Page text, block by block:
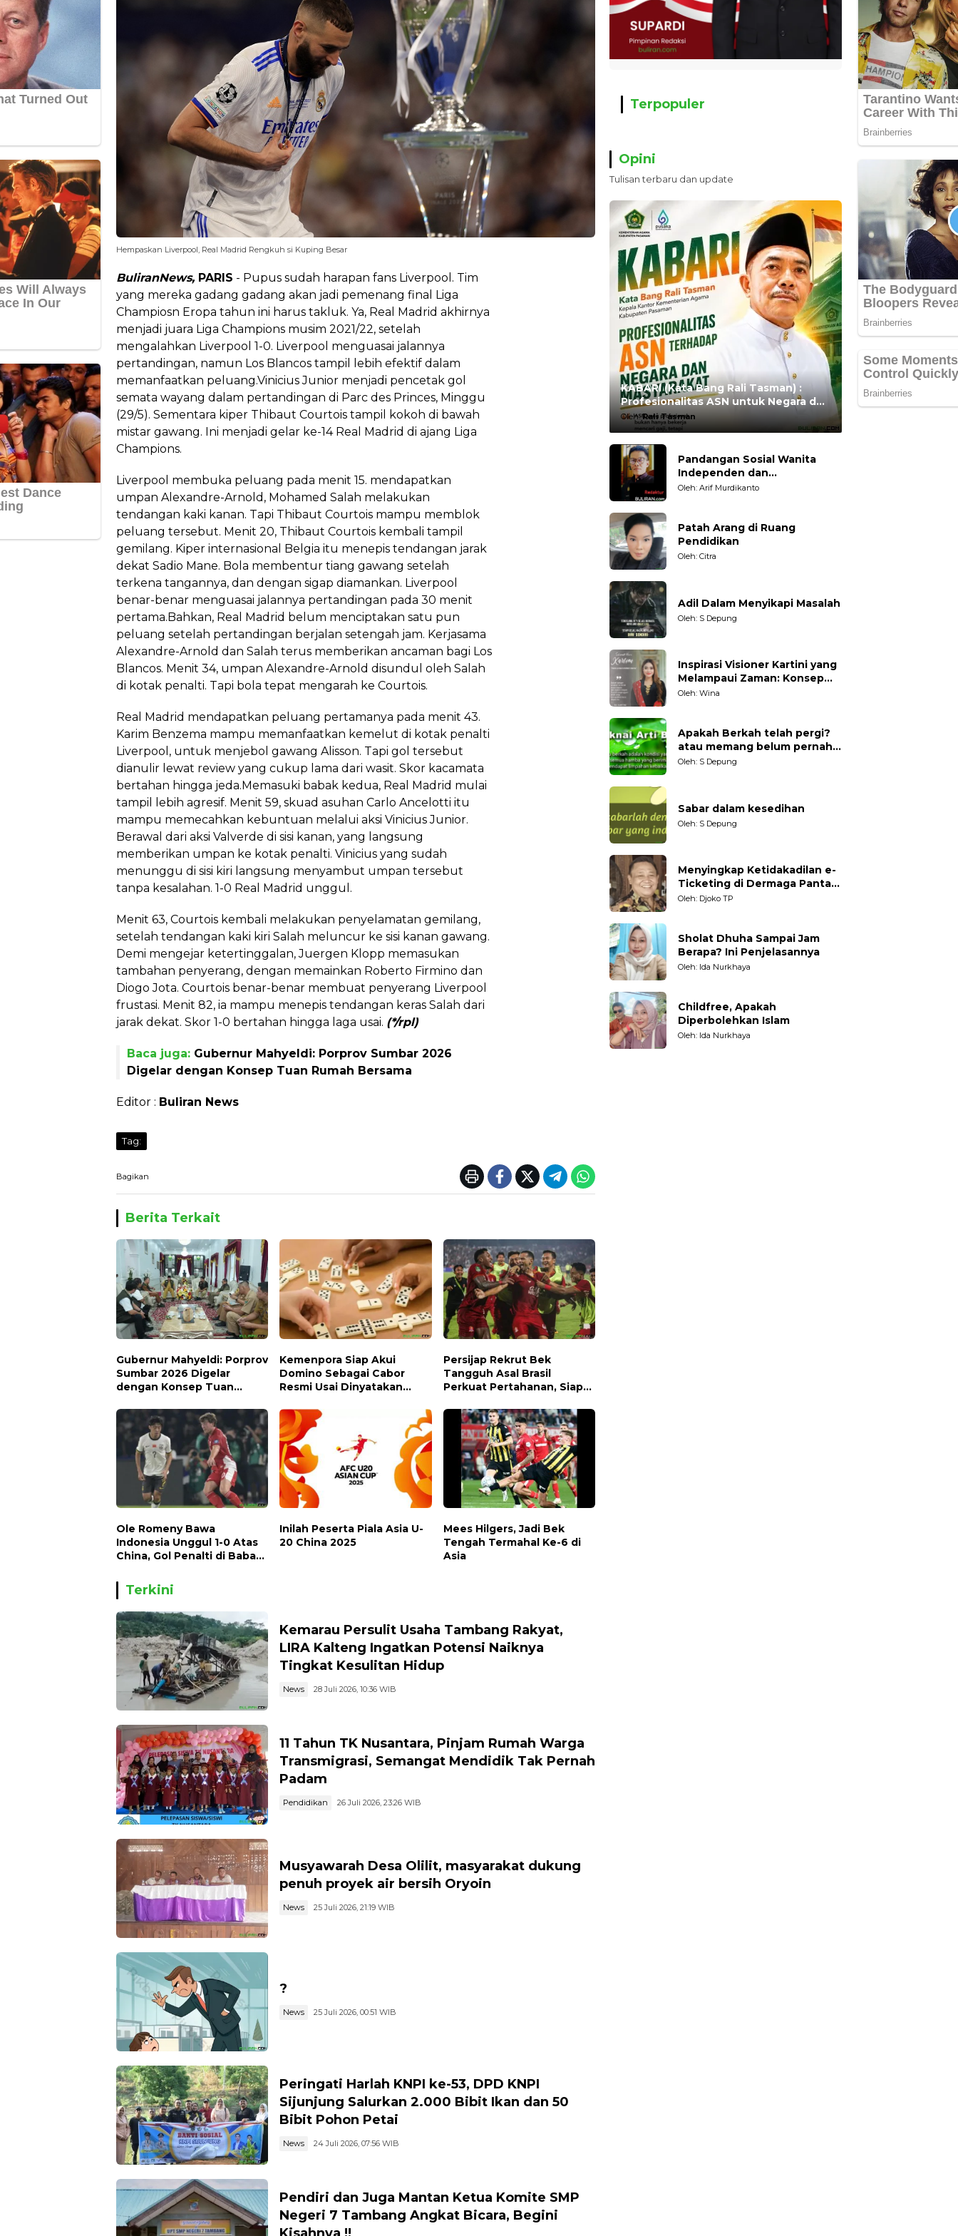
Hempaskan Liverpool, Real Madrid Rengkuh si Kuping Besar
BuliranNews, PARIS - Pupus sudah harapan fans Liverpool. Tim
yang mereka gadang gadang akan jadi pemenang final Liga
Champiosn Eropa tahun ini harus takluk. Ya, Real Madrid akhirnya
menjadi juara Liga Champions musim 2021/22, setelah
mengalahkan Liverpool 1-0. Liverpool menguasai jalannya
pertandingan, namun Los Blancos tampil lebih efektif dalam
memanfaatkan peluang.Vinicius Junior menjadi pencetak gol
semata wayang dalam pertandingan di Parc des Princes, Minggu
(29/5). Sementara kiper Thibaut Courtois tampil kokoh di bawah
mistar gawang. Ini menjadi gelar ke-14 Real Madrid di ajang Liga
Champions.
Liverpool membuka peluang pada menit 15. mendapatkan
umpan Alexandre-Arnold, Mohamed Salah melakukan
tendangan kaki kanan. Tapi Thibaut Courtois mampu memblok
peluang tersebut. Menit 20, Thibaut Courtois kembali tampil
gemilang. Kiper internasional Belgia itu menepis tendangan jarak
dekat Sadio Mane. Bola membentur tiang gawang setelah
terkena tangannya, dan dengan sigap diamankan. Liverpool
benar-benar menguasai jalannya pertandingan pada 30 menit
pertama.Bahkan, Real Madrid belum menciptakan satu pun
peluang setelah pertandingan berjalan setengah jam. Kerjasama
Alexandre-Arnold dan Salah terus memberikan ancaman bagi Los
Blancos. Menit 34, umpan Alexandre-Arnold disundul oleh Salah
di kotak penalti. Tapi bola tepat mengarah ke Courtois.
Real Madrid mendapatkan peluang pertamanya pada menit 43.
Karim Benzema mampu memanfaatkan kemelut di kotak penalti
Liverpool, untuk menjebol gawang Alisson. Tapi gol tersebut
dianulir lewat review yang cukup lama dari wasit. Skor kacamata
bertahan hingga jeda.Memasuki babak kedua, Real Madrid mulai
tampil lebih agresif. Menit 59, skuad asuhan Carlo Ancelotti itu
mampu memecahkan kebuntuan melalui aksi Vinicius Junior.
Berawal dari aksi Valverde di sisi kanan, yang langsung
memberikan umpan ke kotak penalti. Vinicius yang sudah
menunggu di sisi kiri langsung menyambut umpan tersebut
tanpa kesalahan. 1-0 Real Madrid unggul.
Menit 63, Courtois kembali melakukan penyelamatan gemilang,
setelah tendangan kaki kiri Salah meluncur ke sisi kanan gawang.
Demi mengejar ketertinggalan, Juergen Klopp memasukan
tambahan penyerang, dengan memainkan Roberto Firmino dan
Diogo Jota. Courtois benar-benar membuat penyerang Liverpool
frustasi. Menit 82, ia mampu menepis tendangan keras Salah dari
jarak dekat. Skor 1-0 bertahan hingga laga usai. (*/rpl)
Baca juga: Gubernur Mahyeldi: Porprov Sumbar 2026
Digelar dengan Konsep Tuan Rumah Bersama
Editor : Buliran News
Tag:
Bagikan
Berita Terkait
Gubernur Mahyeldi: Porprov
Sumbar 2026 Digelar
dengan Konsep Tuan
Kemenpora Siap Akui
Domino Sebagai Cabor
Resmi Usai Dinyatakan
Persijap Rekrut Bek
Tangguh Asal Brasil
Perkuat Pertahanan, Siap
Ole Romeny Bawa
Indonesia Unggul 1-0 Atas
China, Gol Penalti di Babak
Inilah Peserta Piala Asia U-
20 China 2025
Mees Hilgers, Jadi Bek
Tengah Termahal Ke-6 di
Asia
Terkini
Kemarau Persulit Usaha Tambang Rakyat,
LIRA Kalteng Ingatkan Potensi Naiknya
Tingkat Kesulitan Hidup
News 28 Juli 2026, 10:36 WIB
11 Tahun TK Nusantara, Pinjam Rumah Warga
Transmigrasi, Semangat Mendidik Tak Pernah
Padam
Pendidikan 26 Juli 2026, 23:26 WIB
Musyawarah Desa Olilit, masyarakat dukung
penuh proyek air bersih Oryoin
News 25 Juli 2026, 21:19 WIB
?
News 25 Juli 2026, 00:51 WIB
Peringati Harlah KNPI ke-53, DPD KNPI
Sijunjung Salurkan 2.000 Bibit Ikan dan 50
Bibit Pohon Petai
News 24 Juli 2026, 07:56 WIB
Pendiri dan Juga Mantan Ketua Komite SMP
Negeri 7 Tambang Angkat Bicara, Begini
Terpopuler
Opini
Tulisan terbaru dan update
KABARI (Kata Bang Rali Tasman) :
Profesionalitas ASN untuk Negara dan
Masyarakat
Oleh:Rali Tasman
Pandangan Sosial Wanita
Independen dan
Karakteristiknya
Oleh: Arif Murdikanto
Patah Arang di Ruang
Pendidikan
Oleh: Citra
Adil Dalam Menyikapi Masalah
Oleh: S Depung
Inspirasi Visioner Kartini yang
Melampaui Zaman: Konsep
Kecakapan Hidup bagi
Oleh: Wina
Apakah Berkah telah pergi?
atau memang belum pernah
datang?
Oleh: S Depung
Sabar dalam kesedihan
Oleh: S Depung
Menyingkap Ketidakadilan e-
Ticketing di Dermaga Pantai
Kartini Jepara, terhadap
Oleh: Djoko TP
Sholat Dhuha Sampai Jam
Berapa? Ini Penjelasannya
Oleh: Ida Nurkhaya
Childfree, Apakah
Diperbolehkan Islam
Oleh: Ida Nurkhaya